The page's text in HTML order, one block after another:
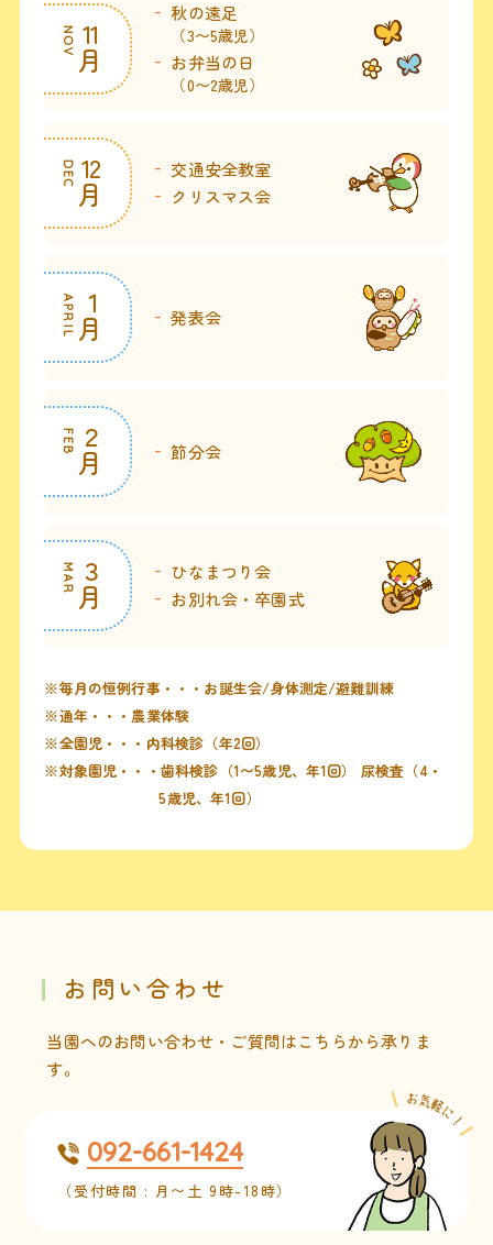
NOV11
月
秋の遠足
（3〜5歳児）
お弁当の日
（0〜2歳児）
DEC12
月
交通安全教室
クリスマス会
APRIL１
月 発表会
FEB２
月 節分会
MAR３
月
ひなまつり会
お別れ会・卒園式
※毎月の恒例行事・・・お誕生会/身体測定/避難訓練
※通年・・・農業体験
※全園児・・・内科検診（年2回）
※対象園児・・・歯科検診（1〜5歳児、年1回） 尿検査（4・
5歳児、年1回）
お問い合わせ
当園へのお問い合わせ・ご質問はこちらから承りま
す。
092-661-1424
（受付時間 : 月〜土 9時-18時）